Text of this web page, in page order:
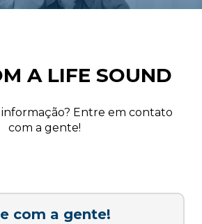
A LIFE SOUND
informação? Entre em contato
com a gente!
com a gente!